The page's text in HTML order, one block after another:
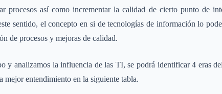
procesos así como incrementar la calidad de cierto punto de
sentido, el concepto en si de tecnologías de información lo
de procesos y mejoras de calidad.
y analizamos la influencia de las TI, se podrá identificar 4 eras
mejor entendimiento en la siguiente tabla.